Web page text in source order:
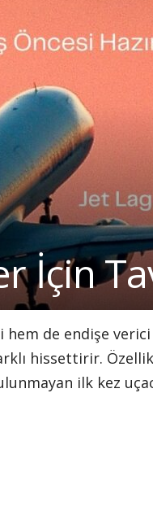
İçin
hem de endişe
hissettirir.
ilk kez